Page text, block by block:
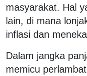
masyarakat. Hal
lain, di mana
inflasi dan
Dalam jangka
memicu